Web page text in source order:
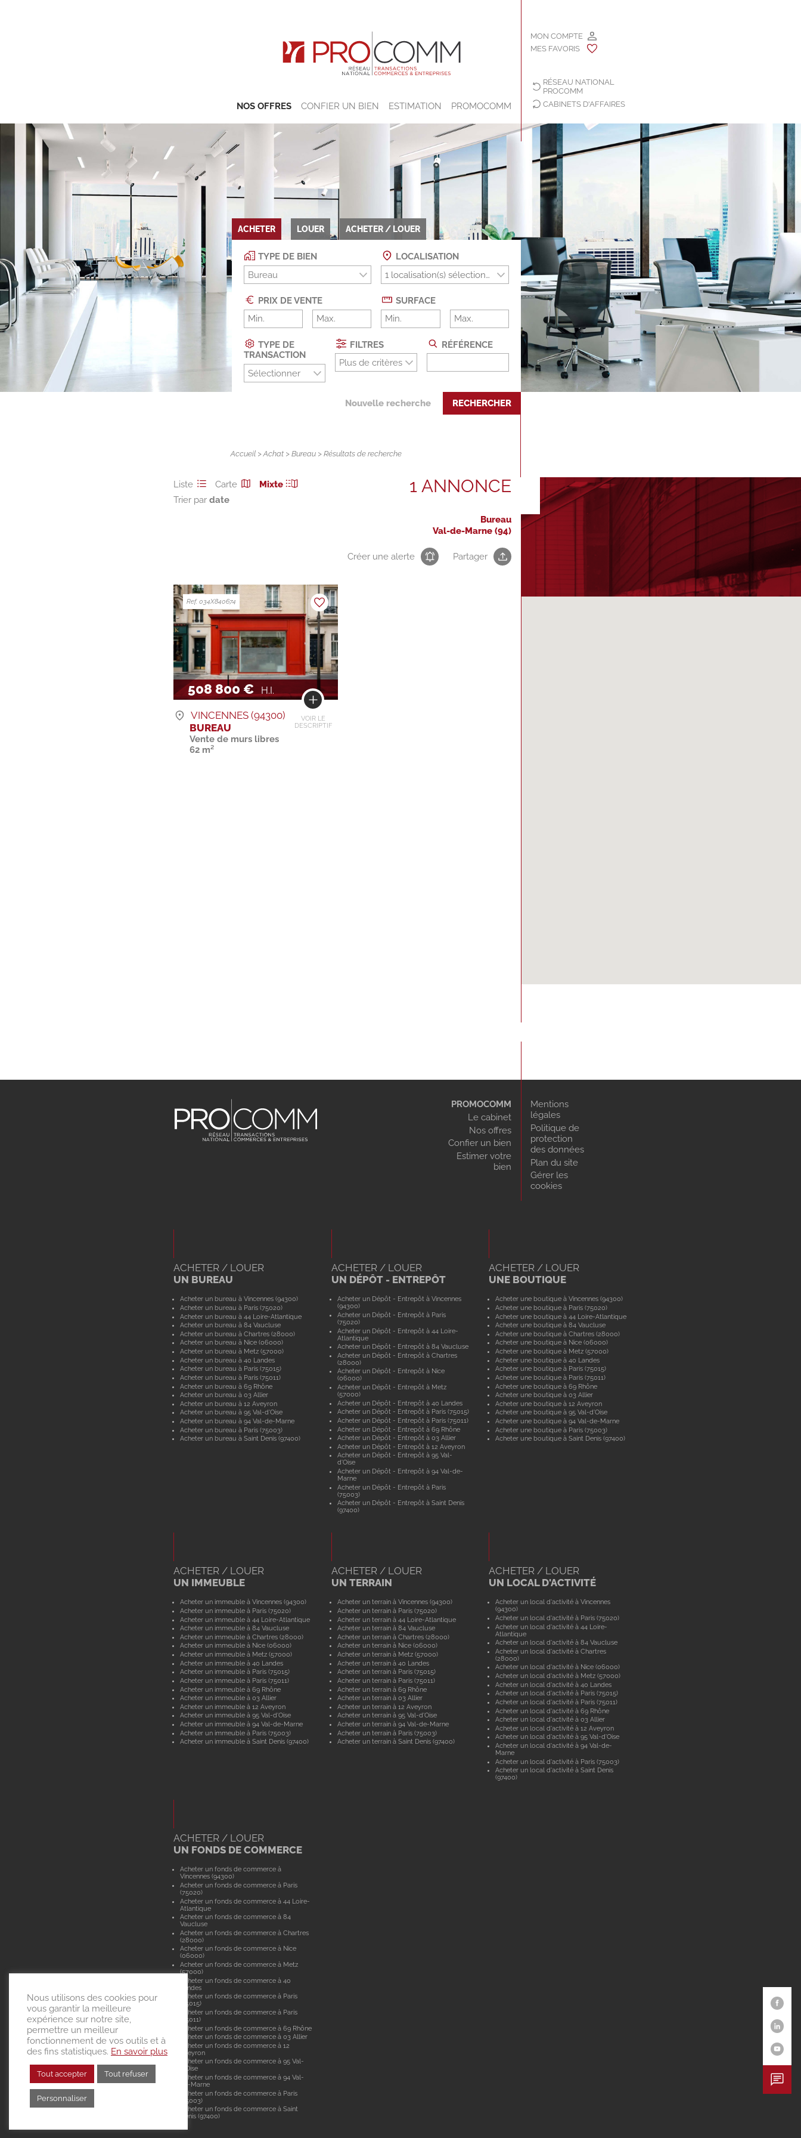
NOS OFFRES CONFIER UN BIEN ESTIMATION PROMOCOMM
MON COMPTE
MES FAVORIS
RÉSEAU NATIONAL
PROCOMM
CABINETS D'AFFAIRES
ACHETER LOUER ACHETER / LOUER
TYPE DE BIEN
Bureau
LOCALISATION
PRIX DE VENTE SURFACE
TYPE DE
TRANSACTION
Sélectionner
FILTRES
Plus de critères
RÉFÉRENCE
Nouvelle recherche RECHERCHER
Accueil >Achat >Bureau > Résultats de recherche
Liste Carte
Mixte
Trier par
1 ANNONCE
Bureau
Val-de-Marne (94)
Créer une alerte Partager
508 800 € H.I.
VOIR LE
DESCRIPTIF
Ref. 034X840674
VINCENNES (94300)
BUREAU
Vente de murs libres
62 m²
PROMOCOMM
Le cabinet
Nos offres
Confier un bien
Estimer votre
bien
Mentions
légales
Politique de
protection
des données
Plan du site
Gérer les
cookies
ACHETER / LOUER
UN BUREAU
Acheter un bureau à Vincennes (94300)
Acheter un bureau à Paris (75020)
Acheter un bureau à 44 Loire-Atlantique
Acheter un bureau à 84 Vaucluse
Acheter un bureau à Chartres (28000)
Acheter un bureau à Nice (06000)
Acheter un bureau à Metz (57000)
Acheter un bureau à 40 Landes
Acheter un bureau à Paris (75015)
Acheter un bureau à Paris (75011)
Acheter un bureau à 69 Rhône
Acheter un bureau à 03 Allier
Acheter un bureau à 12 Aveyron
Acheter un bureau à 95 Val-d'Oise
Acheter un bureau à 94 Val-de-Marne
Acheter un bureau à Paris (75003)
Acheter un bureau à Saint Denis (97400)
ACHETER / LOUER
UN DÉPÔT - ENTREPÔT
Acheter un Dépôt - Entrepôt à Vincennes
(94300)
Acheter un Dépôt - Entrepôt à Paris
(75020)
Acheter un Dépôt - Entrepôt à 44 Loire-
Atlantique
Acheter un Dépôt - Entrepôt à 84 Vaucluse
Acheter un Dépôt - Entrepôt à Chartres
(28000)
Acheter un Dépôt - Entrepôt à Nice
(06000)
Acheter un Dépôt - Entrepôt à Metz
(57000)
Acheter un Dépôt - Entrepôt à 40 Landes
Acheter un Dépôt - Entrepôt à Paris (75015)
Acheter un Dépôt - Entrepôt à Paris (75011)
Acheter un Dépôt - Entrepôt à 69 Rhône
Acheter un Dépôt - Entrepôt à 03 Allier
Acheter un Dépôt - Entrepôt à 12 Aveyron
Acheter un Dépôt - Entrepôt à 95 Val-
d'Oise
Acheter un Dépôt - Entrepôt à 94 Val-de-
Marne
Acheter un Dépôt - Entrepôt à Paris
(75003)
Acheter un Dépôt - Entrepôt à Saint Denis
(97400)
ACHETER / LOUER
UNE BOUTIQUE
Acheter une boutique à Vincennes (94300)
Acheter une boutique à Paris (75020)
Acheter une boutique à 44 Loire-Atlantique
Acheter une boutique à 84 Vaucluse
Acheter une boutique à Chartres (28000)
Acheter une boutique à Nice (06000)
Acheter une boutique à Metz (57000)
Acheter une boutique à 40 Landes
Acheter une boutique à Paris (75015)
Acheter une boutique à Paris (75011)
Acheter une boutique à 69 Rhône
Acheter une boutique à 03 Allier
Acheter une boutique à 12 Aveyron
Acheter une boutique à 95 Val-d'Oise
Acheter une boutique à 94 Val-de-Marne
Acheter une boutique à Paris (75003)
Acheter une boutique à Saint Denis (97400)
ACHETER / LOUER
UN IMMEUBLE
Acheter un immeuble à Vincennes (94300)
Acheter un immeuble à Paris (75020)
Acheter un immeuble à 44 Loire-Atlantique
Acheter un immeuble à 84 Vaucluse
Acheter un immeuble à Chartres (28000)
Acheter un immeuble à Nice (06000)
Acheter un immeuble à Metz (57000)
Acheter un immeuble à 40 Landes
Acheter un immeuble à Paris (75015)
Acheter un immeuble à Paris (75011)
Acheter un immeuble à 69 Rhône
Acheter un immeuble à 03 Allier
Acheter un immeuble à 12 Aveyron
Acheter un immeuble à 95 Val-d'Oise
Acheter un immeuble à 94 Val-de-Marne
Acheter un immeuble à Paris (75003)
Acheter un immeuble à Saint Denis (97400)
ACHETER / LOUER
UN TERRAIN
Acheter un terrain à Vincennes (94300)
Acheter un terrain à Paris (75020)
Acheter un terrain à 44 Loire-Atlantique
Acheter un terrain à 84 Vaucluse
Acheter un terrain à Chartres (28000)
Acheter un terrain à Nice (06000)
Acheter un terrain à Metz (57000)
Acheter un terrain à 40 Landes
Acheter un terrain à Paris (75015)
Acheter un terrain à Paris (75011)
Acheter un terrain à 69 Rhône
Acheter un terrain à 03 Allier
Acheter un terrain à 12 Aveyron
Acheter un terrain à 95 Val-d'Oise
Acheter un terrain à 94 Val-de-Marne
Acheter un terrain à Paris (75003)
Acheter un terrain à Saint Denis (97400)
ACHETER / LOUER
UN LOCAL D'ACTIVITÉ
Acheter un local d'activité à Vincennes
(94300)
Acheter un local d'activité à Paris (75020)
Acheter un local d'activité à 44 Loire-
Atlantique
Acheter un local d'activité à 84 Vaucluse
Acheter un local d'activité à Chartres
(28000)
Acheter un local d'activité à Nice (06000)
Acheter un local d'activité à Metz (57000)
Acheter un local d'activité à 40 Landes
Acheter un local d'activité à Paris (75015)
Acheter un local d'activité à Paris (75011)
Acheter un local d'activité à 69 Rhône
Acheter un local d'activité à 03 Allier
Acheter un local d'activité à 12 Aveyron
Acheter un local d'activité à 95 Val-d'Oise
Acheter un local d'activité à 94 Val-de-
Marne
Acheter un local d'activité à Paris (75003)
Acheter un local d'activité à Saint Denis
(97400)
ACHETER / LOUER
UN FONDS DE COMMERCE
Acheter un fonds de commerce à
Vincennes (94300)
Acheter un fonds de commerce à Paris
(75020)
Acheter un fonds de commerce à 44 Loire-
Atlantique
Acheter un fonds de commerce à 84
Vaucluse
Acheter un fonds de commerce à Chartres
(28000)
Acheter un fonds de commerce à Nice
(06000)
Acheter un fonds de commerce à Metz
(57000)
Acheter un fonds de commerce à 40
Landes
Acheter un fonds de commerce à Paris
(75015)
Acheter un fonds de commerce à Paris
(75011)
Acheter un fonds de commerce à 69 Rhône
Acheter un fonds de commerce à 03 Allier
Acheter un fonds de commerce à 12
Aveyron
Acheter un fonds de commerce à 95 Val-
d'Oise
Acheter un fonds de commerce à 94 Val-
de-Marne
Acheter un fonds de commerce à Paris
(75003)
Acheter un fonds de commerce à Saint
Denis (97400)
Nous utilisons des cookies pour
vous garantir la meilleure
expérience sur notre site,
permettre un meilleur
fonctionnement de vos outils et à
des fins statistiques. En savoir plus
Tout accepter Tout refuser
Personnaliser